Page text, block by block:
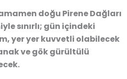
doğu Pirene Dağları
sınırlı; gün içindeki
yer yer kuvvetli olabilecek
ve gök gürültülü